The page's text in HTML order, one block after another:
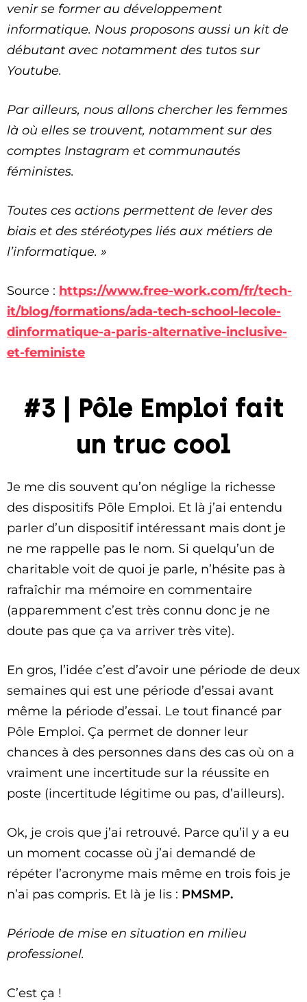
venir se former au développement
informatique. Nous proposons aussi un kit de
débutant avec notamment des tutos sur
Youtube.
Par ailleurs, nous allons chercher les femmes
là où elles se trouvent, notamment sur des
comptes Instagram et communautés
féministes.
Toutes ces actions permettent de lever des
biais et des stéréotypes liés aux métiers de
l’informatique. »
Source : https://www.free-work.com/fr/tech-
it/blog/formations/ada-tech-school-lecole-
dinformatique-a-paris-alternative-inclusive-
et-feministe
#3 | Pôle Emploi fait
un truc cool
Je me dis souvent qu’on néglige la richesse
des dispositifs Pôle Emploi. Et là j’ai entendu
parler d’un dispositif intéressant mais dont je
ne me rappelle pas le nom. Si quelqu’un de
charitable voit de quoi je parle, n’hésite pas à
rafraîchir ma mémoire en commentaire
(apparemment c’est très connu donc je ne
doute pas que ça va arriver très vite).
En gros, l’idée c’est d’avoir une période de deux
semaines qui est une période d’essai avant
même la période d’essai. Le tout financé par
Pôle Emploi. Ça permet de donner leur
chances à des personnes dans des cas où on a
vraiment une incertitude sur la réussite en
poste (incertitude légitime ou pas, d’ailleurs).
Ok, je crois que j’ai retrouvé. Parce qu’il y a eu
un moment cocasse où j’ai demandé de
répéter l’acronyme mais même en trois fois je
n’ai pas compris. Et là je lis : PMSMP.
Période de mise en situation en milieu
professionel.
C’est ça !